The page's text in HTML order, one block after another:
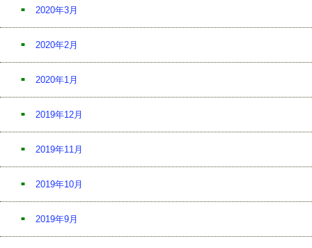
2020年3月
2020年2月
2020年1月
2019年12月
2019年11月
2019年10月
2019年9月